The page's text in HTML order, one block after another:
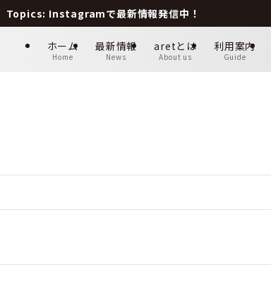
Topics: Instagramで最新情報発信中！
ホーム
Home
最新情報
News
aretとは
About us
利用案内
Guide